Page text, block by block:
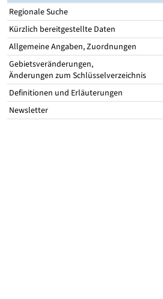
Regionale Suche
Kürzlich bereitgestellte Daten
Allgemeine Angaben, Zuordnungen
Gebietsveränderungen,
Änderungen zum Schlüsselverzeichnis
Definitionen und Erläuterungen
Newsletter